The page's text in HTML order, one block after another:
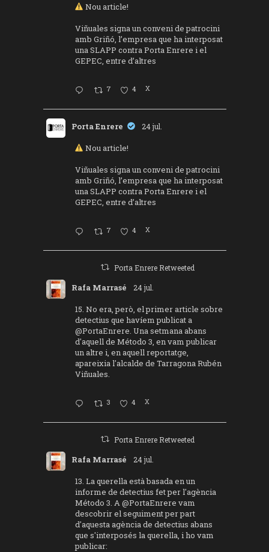
Nou article!
Viñuales signa un conveni de patrocini
amb Griñó, l’empresa que ha interposat
una SLAPP contra Porta Enrere i el
GEPEC, entre d’altres
7 4 X
Porta Enrere 24 jul.
Nou article!
Viñuales signa un conveni de patrocini
amb Griñó, l’empresa que ha interposat
una SLAPP contra Porta Enrere i el
GEPEC, entre d’altres
7 4 X
Porta Enrere Retweeted
Rafa Marrasé 24 jul.
15. No era, però, el primer article sobre
detectius que havíem publicat a
@PortaEnrere. Una setmana abans
d'aquell de Método 3, en vam publicar
un altre i, en aquell reportatge,
apareixia l'alcalde de Tarragona Rubén
Viñuales.
3 4 X
Porta Enrere Retweeted
Rafa Marrasé 24 jul.
13. La querella està basada en un
informe de detectius fet per l'agència
Método 3. A@PortaEnrere vam
descobrir el seguiment per part
d'aquesta agència de detectius abans
que s'interposés la querella, i ho vam
publicar: